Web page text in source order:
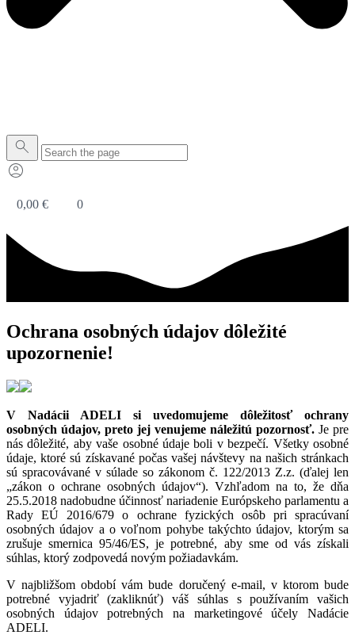
0,00 € 0
Ochrana osobných údajov dôležité
upozornenie!
V Nadácii ADELI si uvedomujeme dôležitosť ochrany
osobných údajov, preto jej venujeme náležitú pozornosť. Je pre
nás dôležité, aby vaše osobné údaje boli v bezpečí. Všetky osobné
údaje, ktoré sú získavané počas vašej návštevy na našich stránkach
sú spracovávané v súlade so zákonom č. 122/2013 Z.z. (ďalej len
„zákon o ochrane osobných údajov“). Vzhľadom na to, že dňa
25.5.2018 nadobudne účinnosť nariadenie Európskeho parlamentu a
Rady EÚ 2016/679 o ochrane fyzických osôb pri spracúvaní
osobných údajov a o voľnom pohybe takýchto údajov, ktorým sa
zrušuje smernica 95/46/ES, je potrebné, aby sme od vás získali
súhlas, ktorý zodpovedá novým požiadavkám.
V najbližšom období vám bude doručený e-mail, v ktorom bude
potrebné vyjadriť (zakliknúť) váš súhlas s používaním vašich
osobných údajov potrebných na marketingové účely Nadácie
ADELI.